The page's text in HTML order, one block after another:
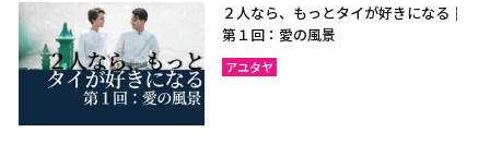
２人なら、もっとタイが好きになる｜
第１回：愛の風景
アユタヤ